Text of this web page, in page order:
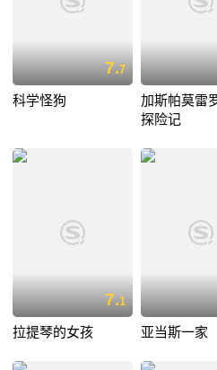
7.7
科学怪狗
加斯帕莫雷
探险记
7.1
拉提琴的女孩 亚当斯一家